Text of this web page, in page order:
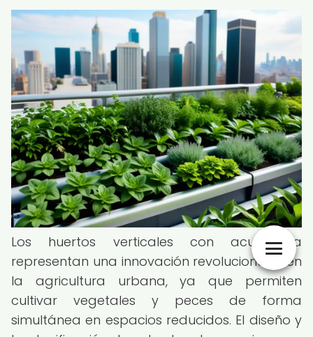
Los huertos verticales con acuaponía
representan una innovación revolucionaria en
la agricultura urbana, ya que permiten
cultivar vegetales y peces de forma
simultánea en espacios reducidos. El diseño y